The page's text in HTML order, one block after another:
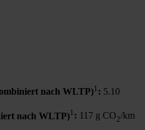
nach WLTP)1 : 5.10
nach WLTP)1 : 117 g CO2/km